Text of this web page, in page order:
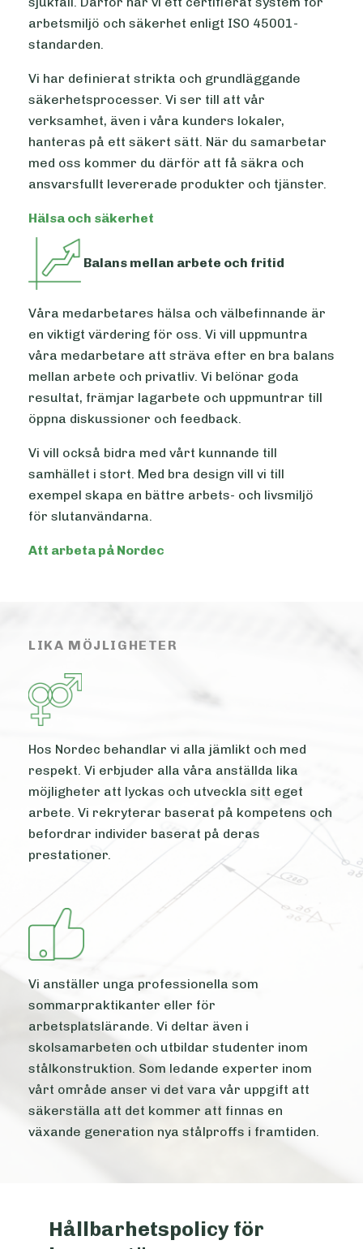
arbetsmiljö och säkerhet enligt ISO 45001-
standarden.
Vi har definierat strikta och grundläggande
säkerhetsprocesser. Vi ser till att vår
verksamhet, även i våra kunders lokaler,
hanteras på ett säkert sätt. När du samarbetar
med oss kommer du därför att få säkra och
ansvarsfullt levererade produkter och tjänster.
Hälsa och säkerhet
Balans mellan arbete och fritid
Våra medarbetares hälsa och välbefinnande är
en viktigt värdering för oss. Vi vill uppmuntra
våra medarbetare att sträva efter en bra balans
mellan arbete och privatliv. Vi belönar goda
resultat, främjar lagarbete och uppmuntrar till
öppna diskussioner och feedback.
Vi vill också bidra med vårt kunnande till
samhället i stort. Med bra design vill vi till
exempel skapa en bättre arbets- och livsmiljö
för slutanvändarna.
Att arbeta på Nordec
LIKA MÖJLIGHETER
Hos Nordec behandlar vi alla jämlikt och med
respekt. Vi erbjuder alla våra anställda lika
möjligheter att lyckas och utveckla sitt eget
arbete. Vi rekryterar baserat på kompetens och
befordrar individer baserat på deras
prestationer.
Vi anställer unga professionella som
sommarpraktikanter eller för
arbetsplatslärande. Vi deltar även i
skolsamarbeten och utbildar studenter inom
stålkonstruktion. Som ledande experter inom
vårt område anser vi det vara vår uppgift att
säkerställa att det kommer att finnas en
växande generation nya stålproffs i framtiden.
Hållbarhetspolicy för